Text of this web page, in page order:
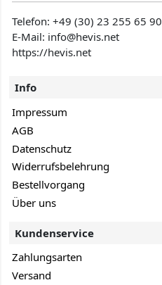
Telefon:+49 (30) 23 255 65 90
E-Mail: info@hevis.net
https://hevis.net
Info
Impressum
AGB
Datenschutz
Widerrufsbelehrung
Bestellvorgang
Über uns
Kundenservice
Zahlungsarten
Versand